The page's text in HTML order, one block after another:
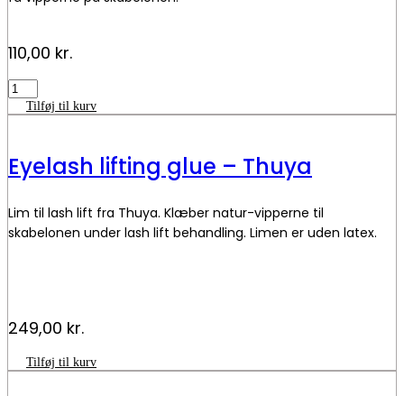
110,00 kr.
Skabeloner
-
Lash
Tilføj til kurv
Eyelash lifting glue – Thuya
Lim til lash lift fra Thuya. Klæber natur-vipperne til
skabelonen under lash lift behandling. Limen er uden latex.
249,00 kr.
Eyelash
lifting
Tilføj til kurv